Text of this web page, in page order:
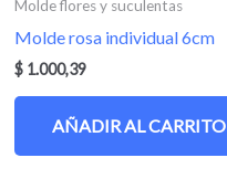
Molde flores y suculentas
Molde rosa individual 6cm
$ 1.000,39
AÑADIR AL CARRITO